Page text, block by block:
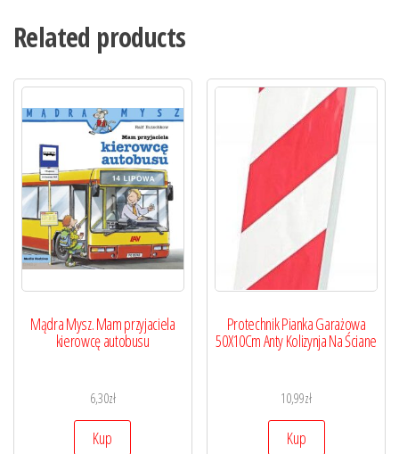
Related products
Mądra Mysz. Mam przyjaciela
kierowcę autobusu
6,30zł
Kup
Protechnik Pianka Garażowa
50X10Cm Anty Kolizynja Na Ściane
10,99zł
Kup